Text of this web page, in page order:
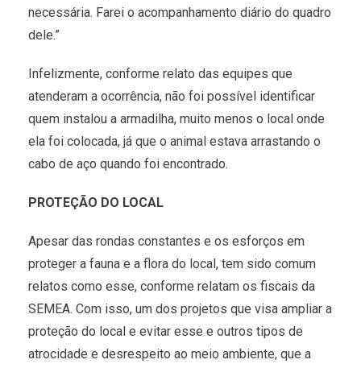
necessária. Farei o acompanhamento diário do quadro
dele.”
Infelizmente, conforme relato das equipes que
atenderam a ocorrência, não foi possível identificar
quem instalou a armadilha, muito menos o local onde
ela foi colocada, já que o animal estava arrastando o
cabo de aço quando foi encontrado.
PROTEÇÃO DO LOCAL
Apesar das rondas constantes e os esforços em
proteger a fauna e a flora do local, tem sido comum
relatos como esse, conforme relatam os fiscais da
SEMEA. Com isso, um dos projetos que visa ampliar a
proteção do local e evitar esse e outros tipos de
atrocidade e desrespeito ao meio ambiente, que a